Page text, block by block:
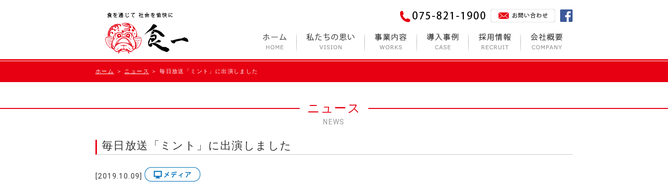
ホーム ＞ ニュース ＞ 毎日放送「ミント」に出演しました
ニュース
NEWS
毎日放送「ミント」に出演しました
[2019.10.09]